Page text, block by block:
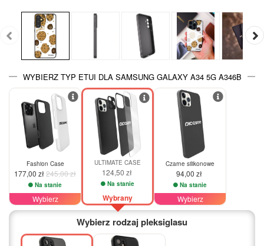
WYBIERZ TYP ETUI DLA SAMSUNG GALAXY A34 5G A346B
-28%
Fashion Case
177,00 zł 245,00 zł
Na stanie
Wybierz
ULTIMATE CASE
124,50 zł
Na stanie
Wybrany
Czarne silikonowe
94,00 zł
Na stanie
Wybierz
Wybierz rodzaj pleksiglasu